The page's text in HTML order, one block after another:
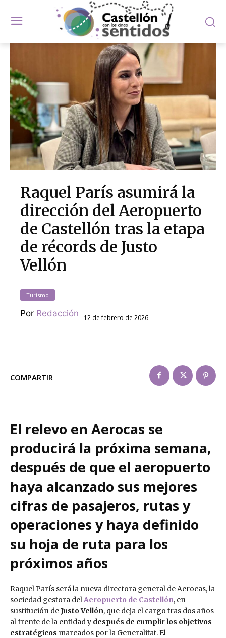
Raquel París asumirá la
dirección del Aeropuerto
de Castellón tras la etapa
de récords de Justo
Vellón
Turismo
Por Redacción 12 de febrero de 2026
COMPARTIR
El relevo en Aerocas se
producirá la próxima semana,
después de que el aeropuerto
haya alcanzado sus mejores
cifras de pasajeros, rutas y
operaciones y haya definido
su hoja de ruta para los
próximos años
Raquel París será la nueva directora general de Aerocas, la
sociedad gestora del Aeropuerto de Castellón, en
sustitución deJusto Vellón, que deja el cargo tras dos años
al frente de la entidad y después de cumplir los objetivos
estratégicos marcados por la Generalitat. El